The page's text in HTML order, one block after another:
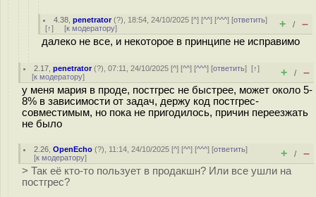
4.38 ,penetrator(?), 18:54, 24/10/2025 [^] [^^] [^^^] [ответить]
[↑] [к модератору] + / –
далеко не все, и некоторое в принципе не исправимо
2.17 ,penetrator(?), 07:11, 24/10/2025 [^] [^^] [^^^] [ответить][↑]
[к модератору] + / –
у меня мария в проде, постгрес не быстрее, может около 5-
8% в зависимости от задач, держу код постгрес-
совместимым, но пока не пригодилось, причин переезжать
не было
2.26 ,OpenEcho (?), 11:14, 24/10/2025 [^] [^^] [^^^] [ответить]
[к модератору] + / –
> Так её кто-то пользует в продакшн? Или все ушли на
постгрес?